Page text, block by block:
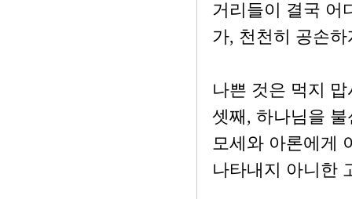
거리들이 결국 어
가, 천천히 공손
나쁜 것은 먹지
셋째, 하나님을
모세와 아론에게
나타내지 아니한